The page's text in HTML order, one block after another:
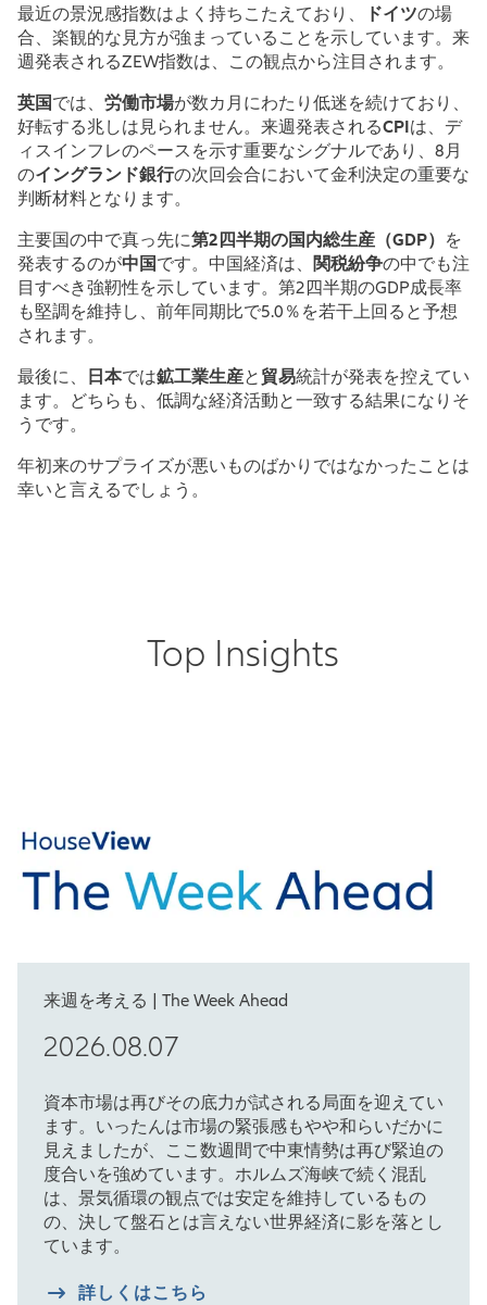
最近の景況感指数はよく持ちこたえており、
ドイツの場
合、楽観的な見方が強まっていることを示しています。来
週発表されるZEW指数は、この観点から注目されます。
英国では、 労働市場が数カ月にわたり低迷を続けており、
好転する兆しは見られません。来週発表されるCPIは、デ
ィスインフレのペースを示す重要なシグナルであり、 8月
のイングランド銀行の次回会合において金利決定の重要な
判断材料となります。
主要国の中で真っ先に第2四半期の国内総生産（GDP） を
発表するのが中国です。中国経済は、 関税紛争の中でも注
目すべき強靭性を示しています。第2四半期のGDP成長率
も堅調を維持し、前年同期比で5.0 ％を若干上回ると予想
されます。
最後に、
日本では鉱工業生産と 貿易統計が発表を控えてい
ます。どちらも、低調な経済活動と一致する結果になりそ
うです。
年初来のサプライズが悪いものばかりではなかったことは
幸いと言えるでしょう。
Top Insights
来週を考える | The Week Ahead
2026.08.07
資本市場は再びその底力が試される局面を迎えてい
ます。いったんは市場の緊張感もやや和らいだかに
見えましたが、ここ数週間で中東情勢は再び緊迫の
度合いを強めています。ホルムズ海峡で続く混乱
は、景気循環の観点では安定を維持しているもの
の、決して盤石とは言えない世界経済に影を落とし
ています。
詳しくはこちら